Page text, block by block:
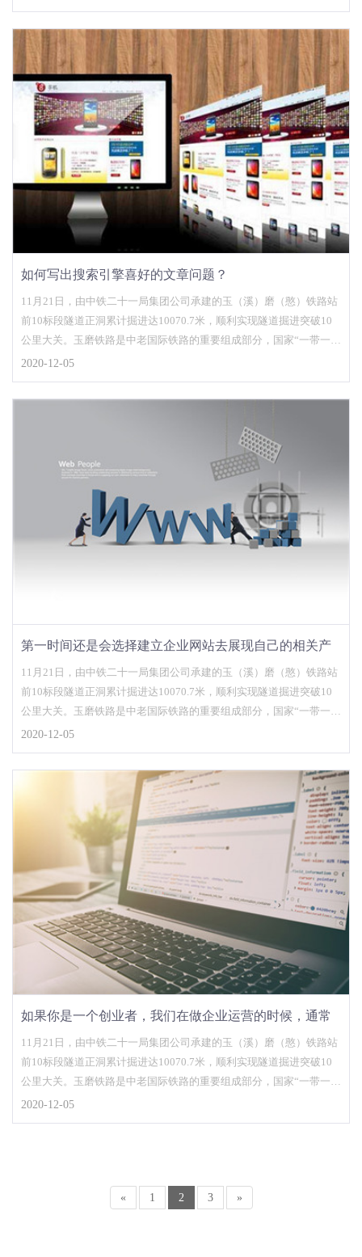
如何写出搜索引擎喜好的文章问题？
11月21日，由中铁二十一局集团公司承建的玉（溪）磨（憨）铁路站
前10标段隧道正洞累计掘进达10070.7米，顺利实现隧道掘进突破10
公里大关。玉磨铁路是中老国际铁路的重要组成部分，国家“一带一
路”战略中的重要工程，亦是云南省在建的较大基础设施项目，建设好
玉磨铁路使命光荣，责任重大。
2020-12-05
第一时间还是会选择建立企业网站去展现自己的相关产
品和服务
11月21日，由中铁二十一局集团公司承建的玉（溪）磨（憨）铁路站
前10标段隧道正洞累计掘进达10070.7米，顺利实现隧道掘进突破10
公里大关。玉磨铁路是中老国际铁路的重要组成部分，国家“一带一
路”战略中的重要工程，亦是云南省在建的较大基础设施项目，建设好
2020-12-05
如果你是一个创业者，我们在做企业运营的时候，通常
第一时间还是会选择建立企业网站去展现自己的相关产
品和服务
11月21日，由中铁二十一局集团公司承建的玉（溪）磨（憨）铁路站
前10标段隧道正洞累计掘进达10070.7米，顺利实现隧道掘进突破10
公里大关。玉磨铁路是中老国际铁路的重要组成部分，国家“一带一
路”战略中的重要工程，亦是云南省在建的较大基础设施项目，建设好
2020-12-05
« 1 2 3 »